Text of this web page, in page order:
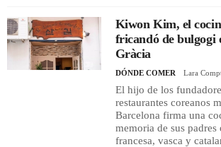
Kiwon Kim, el
fricandó de bulgogi
Gràcia
DÓNDE COMER Lara
El hijo de los
restaurantes coreanos
Barcelona firma una
memoria de sus
francesa, vasca y